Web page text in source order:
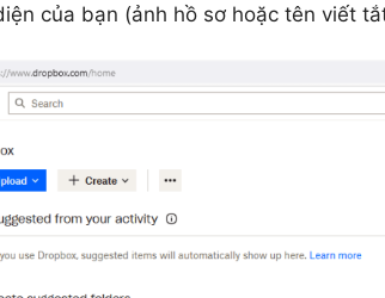
của bạn (ảnh hồ sơ hoặc tên viết